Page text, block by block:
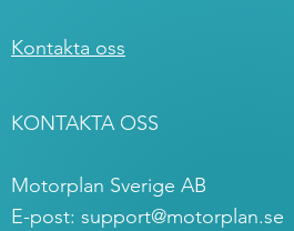
Kontakta oss
KONTAKTA OSS
Motorplan Sverige AB
E-post: support@motorplan.se